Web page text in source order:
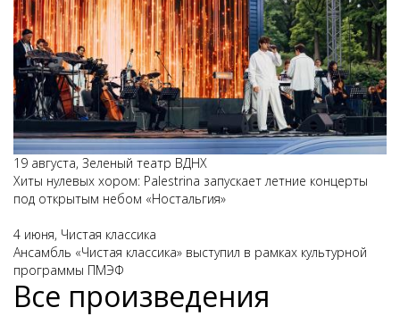
19 августа, Зеленый театр ВДНХ
Хиты нулевых хором: Palestrina запускает летние концерты
под открытым небом «Ностальгия»
4 июня, Чистая классика
Ансамбль «Чистая классика» выступил в рамках культурной
программы ПМЭФ
Все произведения